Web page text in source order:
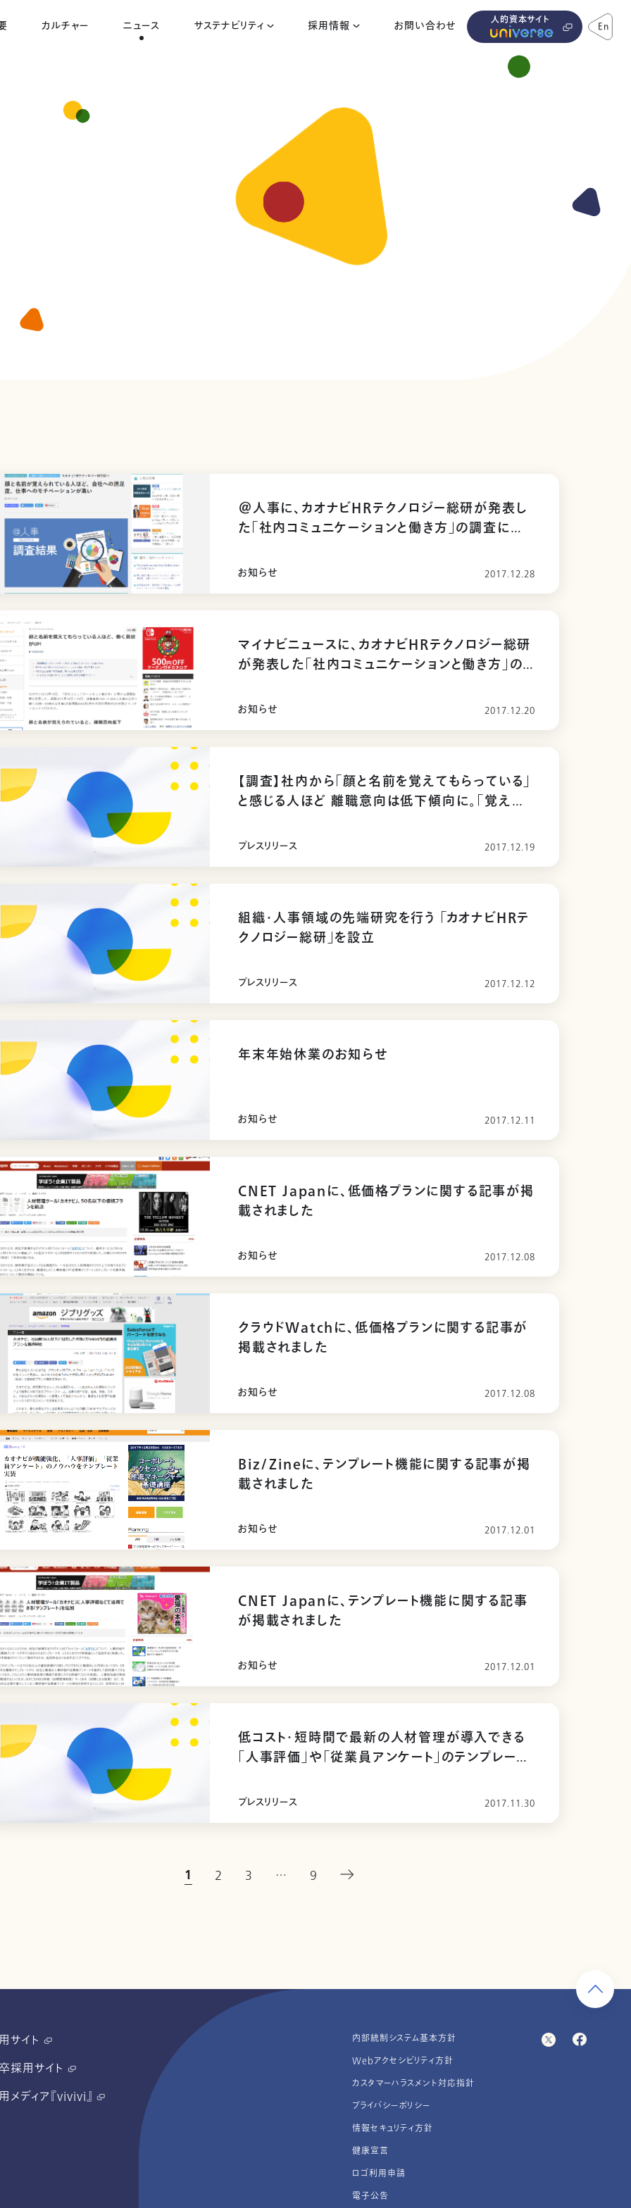
カルチャー ニュース サステナビリティ 採用情報 お問い合わせ 人的資本サイト En
＠人事に、カオナビHRテクノロジー総研が発表し
た「社内コミュニケーションと働き方」の調査に関
お知らせ 2017.12.28
マイナビニュースに、カオナビHRテクノロジー総研
が発表した「社内コミュニケーションと働き方」の
お知らせ 2017.12.20
【調査】社内から「顔と名前を覚えてもらっている」
と感じる人ほど 離職意向は低下傾向に。「覚えら
とが判明
プレスリリース 2017.12.19
組織・人事領域の先端研究を行う 「カオナビHRテ
クノロジー総研」を設立
プレスリリース 2017.12.12
年末年始休業のお知らせ
お知らせ 2017.12.11
CNET Japanに、低価格プランに関する記事が掲
載されました
お知らせ 2017.12.08
クラウドWatchに、低価格プランに関する記事が
掲載されました
お知らせ 2017.12.08
Biz/Zineに、テンプレート機能に関する記事が掲
載されました
お知らせ 2017.12.01
CNET Japanに、テンプレート機能に関する記事
が掲載されました
お知らせ 2017.12.01
低コスト・短時間で最新の人材管理が導入できる
「人事評価」や「従業員アンケート」のテンプレート
プレスリリース 2017.11.30
1 2 3 … 9
サイト
採用サイト
メディア『vivivi』
内部統制システム基本方針
Webアクセシビリティ方針
カスタマーハラスメント対応指針
プライバシーポリシー
情報セキュリティ方針
健康宣言
ロゴ利用申請
電子公告